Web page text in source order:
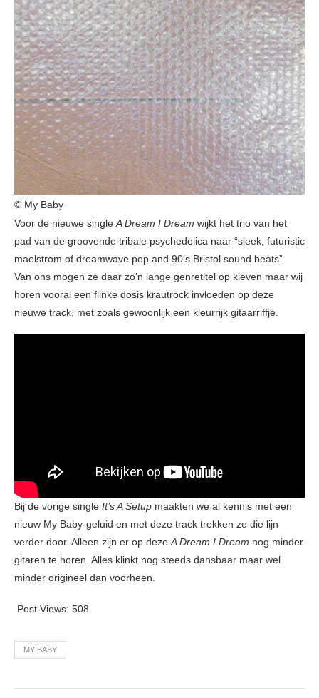
© My Baby
Voor de nieuwe singleA Dream I Dream wijkt het trio van het
pad van de groovende tribale psychedelica naar “sleek, futuristic
maelstrom of dreamwave pop and 90’s Bristol sound beats”.
Van ons mogen ze daar zo’n lange genretitel op kleven maar wij
horen vooral een flinke dosis krautrock invloeden op deze
nieuwe track, met zoals gewoonlijk een kleurrijk gitaarriffje.
Bij de vorige single It’s A Setup maakten we al kennis met een
nieuw My Baby-geluid en met deze track trekken ze die lijn
verder door. Alleen zijn er op deze A Dream I Dream nog minder
gitaren te horen. Alles klinkt nog steeds dansbaar maar wel
minder origineel dan voorheen.
Post Views: 508
MY BABY